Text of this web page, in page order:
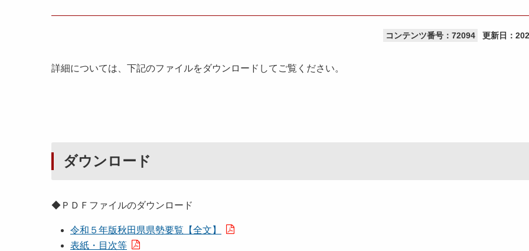
コンテンツ番号：72094 更新日：
詳細については、下記のファイルをダウンロードしてご覧ください。
ダウンロード
◆ＰＤＦファイルのダウンロード
令和５年版秋田県県勢要覧【全文】
表紙・目次等